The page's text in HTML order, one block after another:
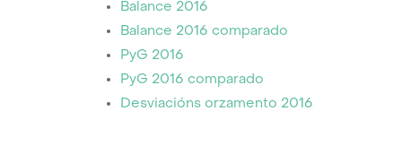
Balance 2016
Balance 2016 comparado
PyG 2016
PyG 2016 comparado
Desviacións orzamento 2016